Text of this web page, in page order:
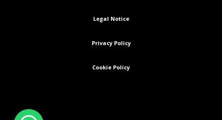
Legal Notice
Privacy Policy
Cookie Policy